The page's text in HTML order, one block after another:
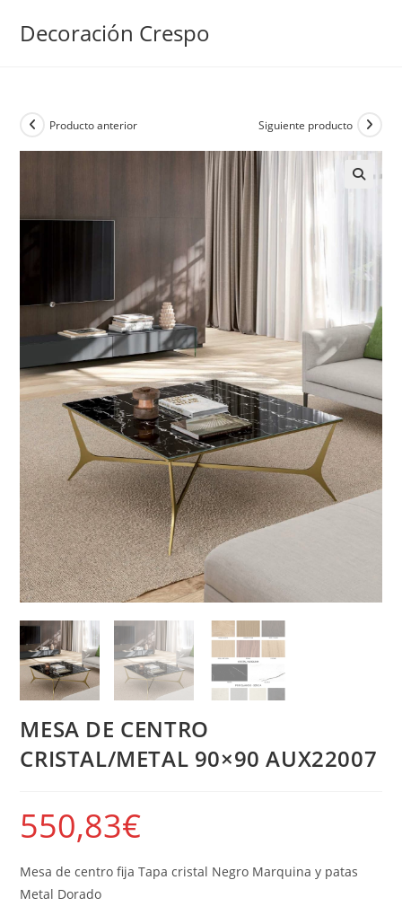
Decoración Crespo
Producto anterior Siguiente producto
MESA DE CENTRO
CRISTAL/METAL 90×90 AUX22007
550,83€
Mesa de centro fija Tapa cristal Negro Marquina y patas
Metal Dorado